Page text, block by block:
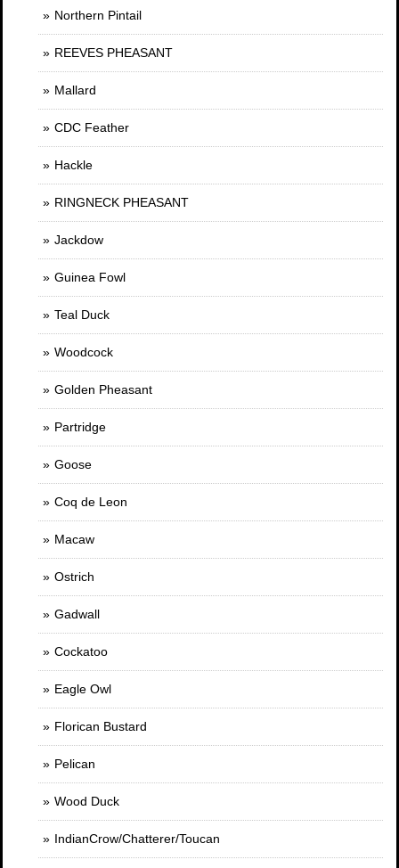
Northern Pintail
REEVES PHEASANT
Mallard
CDC Feather
Hackle
RINGNECK PHEASANT
Jackdow
Guinea Fowl
Teal Duck
Woodcock
Golden Pheasant
Partridge
Goose
Coq de Leon
Macaw
Ostrich
Gadwall
Cockatoo
Eagle Owl
Florican Bustard
Pelican
Wood Duck
IndianCrow/Chatterer/Toucan